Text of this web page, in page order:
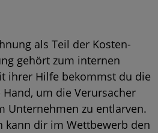
als Teil der Kosten-
gehört zum internen
ihrer Hilfe bekommst du die
um die Verursacher
Unternehmen zu entlarven.
kann dir im Wettbewerb den